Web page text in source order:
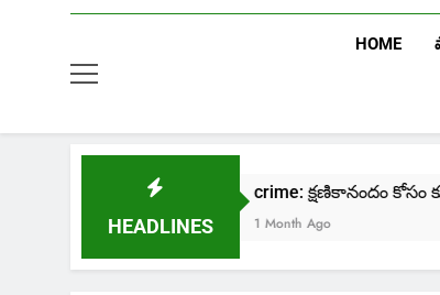
HOME
HEADLINES
crime: క్షణికానందం కోసం కుటుంబాల
1 Month Ago